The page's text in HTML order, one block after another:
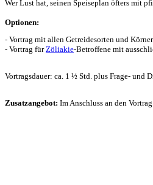
Wer Lust hat, seinen Speiseplan öfters mit
Optionen:
- Vortrag mit allen Getreidesorten und
- Vortrag für Zöliakie-Betroffene mit
Vortragsdauer: ca. 1 ½ Std. plus Frage- und
Zusatzangebot: Im Anschluss an den